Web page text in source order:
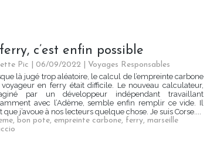
c’est enfin possible
Pic | 06/09/2022
Voyages Responsables
là jugé trop aléatoire, le calcul de l’empreinte carbone
en ferry était difficile. Le nouveau calculateur,
par un développeur indépendant travaillant
avec l’Adème, semble enfin remplir ce vide. Il
que j’avoue à nos lecteurs quelque chose. Je suis Corse....
, bon pote, empreinte carbone, ferry, marseille